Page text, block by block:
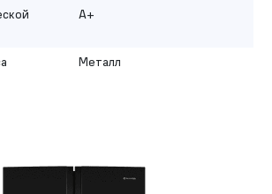
A+
Металл